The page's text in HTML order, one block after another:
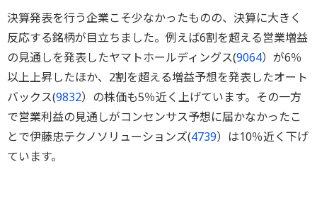
決算発表を行う企業こそ少なかったものの、決算に大きく
反応する銘柄が目立ちました。例えば6割を超える営業増益
の見通しを発表したヤマトホールディングス(9064）が6％
以上上昇したほか、2割を超える増益予想を発表したオート
バックス(9832）の株価も5％近く上げています。その一方
で営業利益の見通しがコンセンサス予想に届かなかったこ
とで伊藤忠テクノソリューションズ(4739）は10％近く下げ
ています。